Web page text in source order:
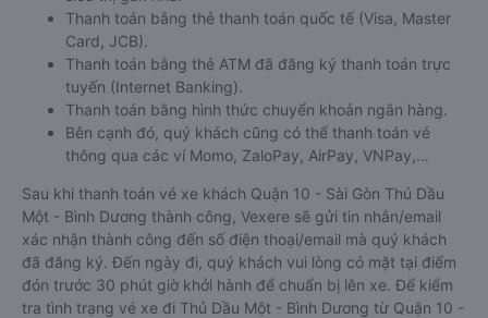
Thanh toán bằng thẻ thanh toán quốc tế (Visa, Master
Card, JCB).
Thanh toán bằng thẻ ATM đã đăng ký thanh toán trực
tuyến (Internet Banking).
Thanh toán bằng hình thức chuyển khoản ngân hàng.
Bên cạnh đó, quý khách cũng có thể thanh toán vé
thông qua các ví Momo, ZaloPay, AirPay, VNPay,…
Sau khi thanh toán vé xe khách Quận 10 - Sài Gòn Thủ Dầu
Một - Bình Dương thành công, Vexere sẽ gửi tin nhắn/email
xác nhận thành công đến số điện thoại/email mà quý khách
đã đăng ký. Đến ngày đi, quý khách vui lòng có mặt tại điểm
đón trước 30 phút giờ khởi hành để chuẩn bị lên xe. Để kiểm
tra tình trạng vé xe đi Thủ Dầu Một - Bình Dương từ Quận 10 -